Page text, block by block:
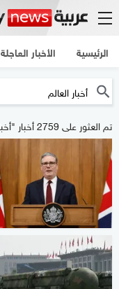
الرئيسية الأخبار العاجلة
تم العثور على 2759 أخبار "أخبار العالم"